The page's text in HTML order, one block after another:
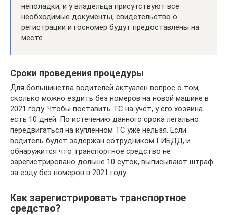
неполадки, и у владельца присутствуют все
необходимые документы, свидетельство о
регистрации и госномер будут предоставлены на
месте.
Сроки проведения процедуры
Для большинства водителей актуален вопрос о том,
сколько можно ездить без номеров на новой машине в
2021 году. Чтобы поставить ТС на учет, у его хозяина
есть 10 дней. По истечению данного срока легально
передвигаться на купленном ТС уже нельзя. Если
водитель будет задержан сотрудником ГИБДД, и
обнаружится что транспортное средство не
зарегистрировано дольше 10 суток, выписывают штраф
за езду без номеров в 2021 году.
Как зарегистрировать транспортное
средство?